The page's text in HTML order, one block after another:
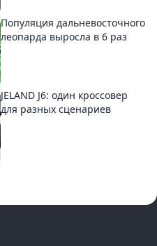
Популяция дальневосточного
леопарда выросла в 6 раз
JELAND J6: один кроссовер
для разных сценариев